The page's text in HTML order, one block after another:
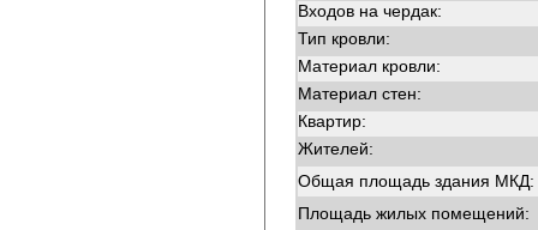
Входов на чердак:
Тип кровли:
Материал кровли:
Материал стен:
Квартир:
Жителей:
Общая площадь здания МКД:
Площадь жилых помещений: